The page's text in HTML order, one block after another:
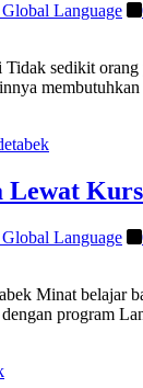
Language
sedikit
Language
Minat belajar
program